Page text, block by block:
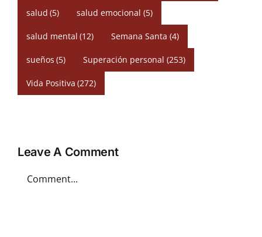
salud (5) salud emocional (5)
salud mental (12) Semana Santa (4)
sueños (5) Superación personal (253)
Vida Positiva (272)
Leave A Comment